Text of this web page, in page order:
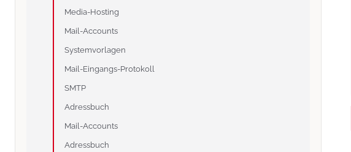
Media-Hosting
Mail-Accounts
Systemvorlagen
Mail-Eingangs-Protokoll
SMTP
Adressbuch
Mail-Accounts
Adressbuch